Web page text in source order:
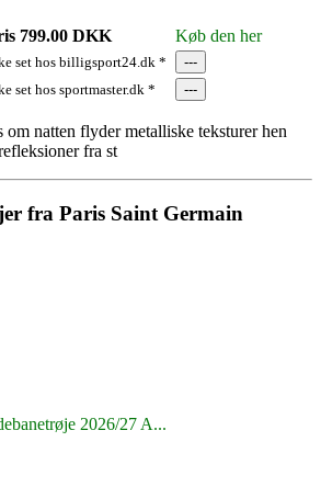
799.00 DKK Køb den her
set hos billigsport24.dk * ---
set hos sportmaster.dk * ---
om natten flyder metalliske teksturer hen
fra st
fra Paris Saint Germain
2026/27 A...